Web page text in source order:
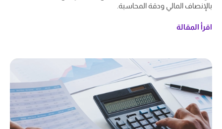
بالإنصاف المالي ودقة المحاسبة.
اقرأ المقالة